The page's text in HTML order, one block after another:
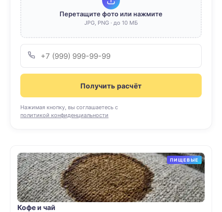
Перетащите фото или нажмите
JPG, PNG · до 10 МБ
Получить расчёт
Нажимая кнопку, вы соглашаетесь с
политикой конфиденциальности
ПИЩЕВЫЕ
Кофе и чай